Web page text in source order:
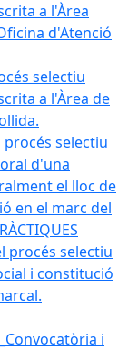
a l'Àrea
d'Atenció
selectiu
a l'Àrea de
procés selectiu
d'una
el lloc de
en el marc del
procés selectiu
i constitució
i